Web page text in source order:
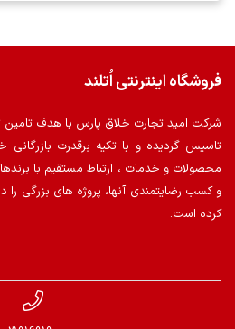
فروشگاه اینترنتی اُتلند
شرکت امید تجارت خلاق پارس با هدف تامین
تاسیس گردیده و با تکیه برقدرت بازرگانی
محصولات و خدمات ، ارتباط مستقیم با
و کسب رضایتمندی آنها، پروژه های بزرگی را
کرده است.